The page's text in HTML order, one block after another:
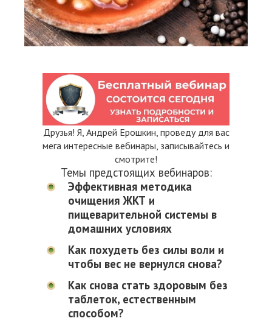
Друзья! Я, Андрей Ерошкин, проведу для вас
мега интересные вебинары, записывайтесь и
смотрите!
Темы предстоящих вебинаров:
Эффективная методика
очищения ЖКТ и
пищеварительной системы в
домашних условиях
Как похудеть без силы воли и
чтобы вес не вернулся снова?
Как снова стать здоровым без
таблеток, естественным
способом?